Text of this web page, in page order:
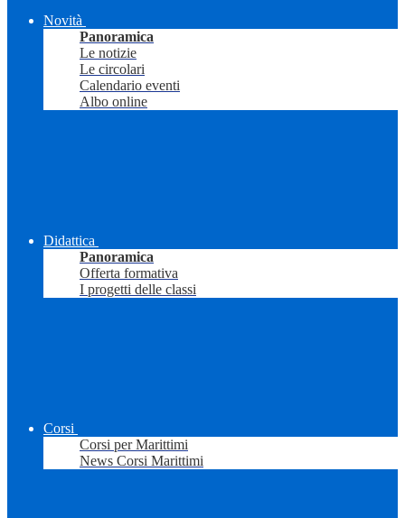
Novità
Panoramica
Le notizie
Le circolari
Calendario eventi
Albo online
Didattica
Panoramica
Offerta formativa
I progetti delle classi
Corsi
Corsi per Marittimi
News Corsi Marittimi